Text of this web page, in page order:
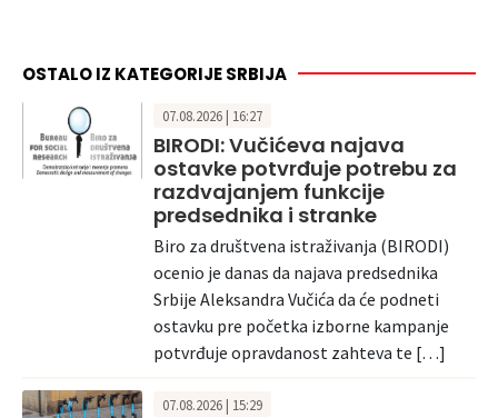
OSTALO IZ KATEGORIJE SRBIJA
07.08.2026 | 16:27
BIRODI: Vučićeva najava
ostavke potvrđuje potrebu za
razdvajanjem funkcije
predsednika i stranke
Biro za društvena istraživanja (BIRODI)
ocenio je danas da najava predsednika
Srbije Aleksandra Vučića da će podneti
ostavku pre početka izborne kampanje
potvrđuje opravdanost zahteva te […]
07.08.2026 | 15:29